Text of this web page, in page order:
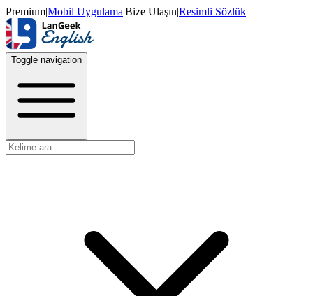
Premium|Mobil Uygulama|Bize Ulaşın|Resimli Sözlük
Toggle navigation